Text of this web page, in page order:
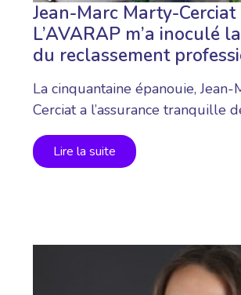
Jean-Marc Marty-Cerciat
L’AVARAP m’a inoculé
du reclassement
La cinquantaine épanouie,
Cerciat a l’assurance tranquille
sont…
Lire la suite